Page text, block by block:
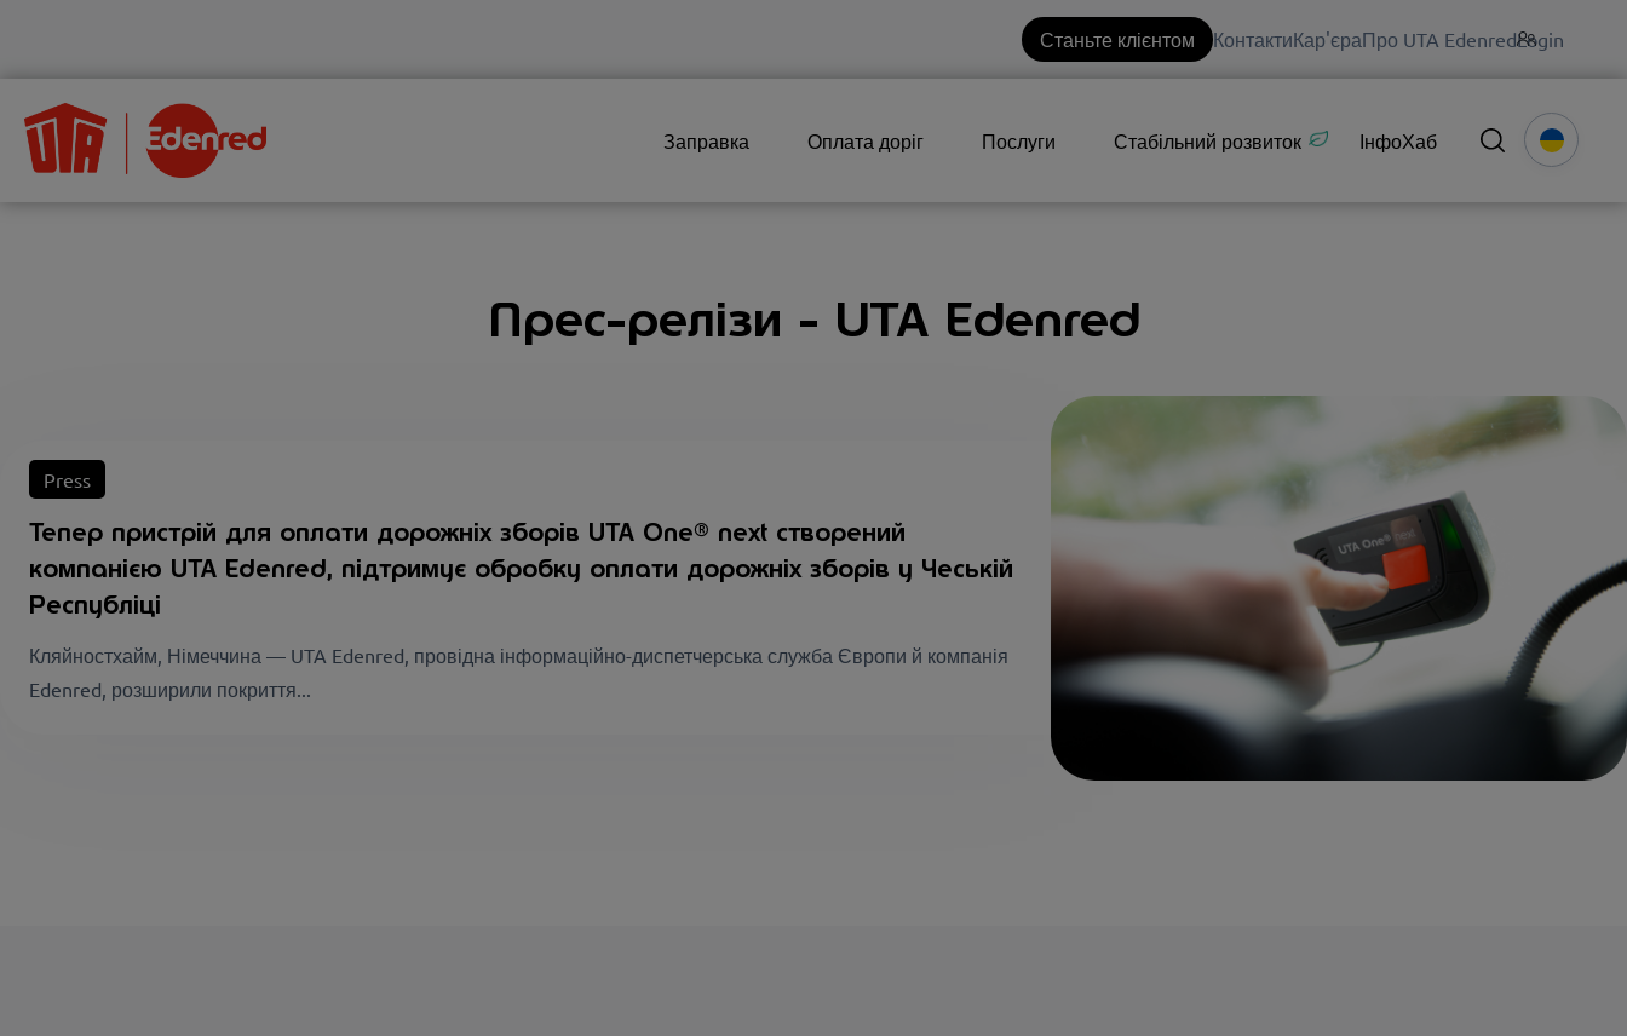
Станьте клієнтом КонтактиКар'єраПро UTA EdenredLogin
Заправка Оплата доріг Послуги Стабільний розвиток ІнфоХаб
Прес-релізи - UTA Edenred
Press
Тепер пристрій для оплати дорожніх зборів UTA One® next створений
компанією UTA Edenred, підтримує обробку оплати дорожніх зборів у Чеській
Республіці
Кляйностхайм, Німеччина — UTA Edenred, провідна інформаційно-диспетчерська служба Європи й компанія
Edenred, розширили покриття...